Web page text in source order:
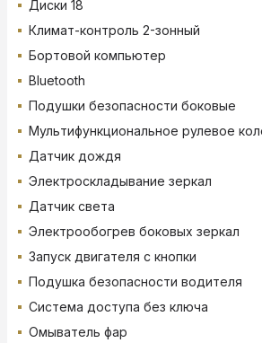
Диски 18
Климат-контроль 2-зонный
Бортовой компьютер
Bluetooth
Подушки безопасности боковые
Мультифункциональное рулевое
Датчик дождя
Электроскладывание зеркал
Датчик света
Электрообогрев боковых зеркал
Запуск двигателя с кнопки
Подушка безопасности водителя
Система доступа без ключа
Омыватель фар